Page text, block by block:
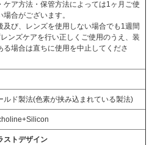
ケア方法・保管方法によっては1ヶ月ご使
場合がございます。
及び、レンズを使用しない場合でも1週間
ンズケアを行い正しくご使用のうえ、装
る場合は直ちに使用を中止してくださ
ルド製法(色素が挟み込まれている製法)
ストデザイン